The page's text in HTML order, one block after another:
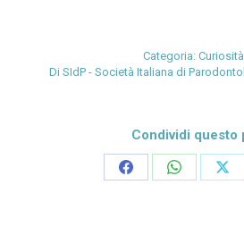
Categoria: Curiosità
Di SIdP - Società Italiana di
Condividi questo
CondividiCondividi